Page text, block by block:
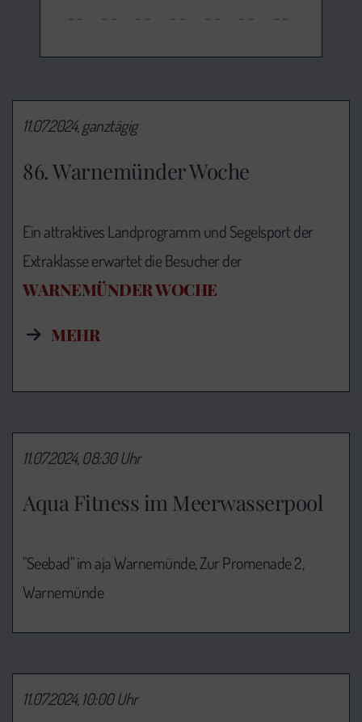
--
-- -- -- -- -- --
86. Warnemünder Woche
11.07.2024, ganztägig
Ein attraktives Landprogramm und Segelsport der
Extraklasse erwartet die Besucher der
WARNEMÜNDER WOCHE
MEHR
Aqua Fitness im Meerwasserpool
11.07.2024, 08:30 Uhr
"Seebad" im aja Warnemünde, Zur Promenade 2,
Warnemünde
11.07.2024, 10:00 Uhr